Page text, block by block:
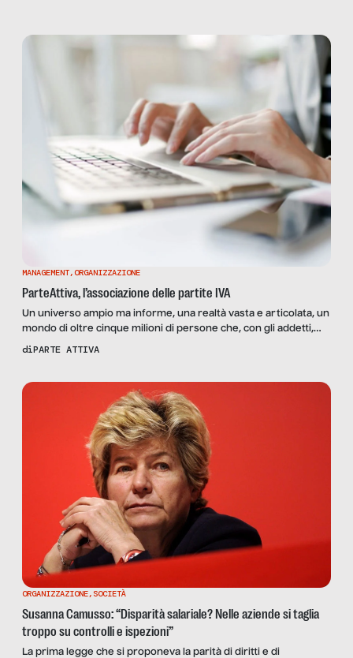
MANAGEMENT,ORGANIZZAZIONE
ParteAttiva, l’associazione delle partite IVA
Un universo ampio ma informe, una realtà vasta e articolata, un
mondo di oltre cinque milioni di persone che, con gli addetti,
supera i dieci e che rappresenta, con questi numeri e
vale a dire […]
diPARTE ATTIVA
ORGANIZZAZIONE, SOCIETÀ
Susanna Camusso: “Disparità salariale? Nelle aziende si taglia
troppo su controlli e ispezioni”
La prima legge che si proponeva la parità di diritti e di